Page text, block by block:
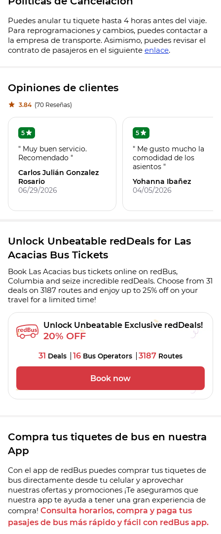
Puedes anular tu tiquete hasta 4 horas antes del viaje.
Para reprogramaciones y cambios, puedes contactar a
la empresa de transporte. Asimismo, puedes revisar el
contrato de pasajeros en el siguiente enlace.
Opiniones de clientes
3.84 (70 Reseñas)
5
" Muy buen servicio.
Recomendado "
Carlos Julián Gonzalez
Rosario
06/29/2026
5
" Me gusto mucho la
comodidad de los
asientos "
Yohanna Ibañez
04/05/2026
Unlock Unbeatable redDeals for Las
Acacias Bus Tickets
Book Las Acacias bus tickets online on redBus,
Columbia and seize incredible redDeals. Choose from 31
deals on 3187 routes and enjoy up to 25% off on your
travel for a limited time!
Unlock Unbeatable Exclusive redDeals!
20% OFF
31 Deals 16 Bus Operators 3187 Routes
Book now
Compra tus tiquetes de bus en nuestra
App
Con el app de redBus puedes comprar tus tiquetes de
bus directamente desde tu celular y aprovechar
nuestras ofertas y promociones ¡Te aseguramos que
nuestra app te ayuda a tener una gran experiencia de
compra! Consulta horarios, compra y paga tus
pasajes de bus más rápido y fácil con redBus app.